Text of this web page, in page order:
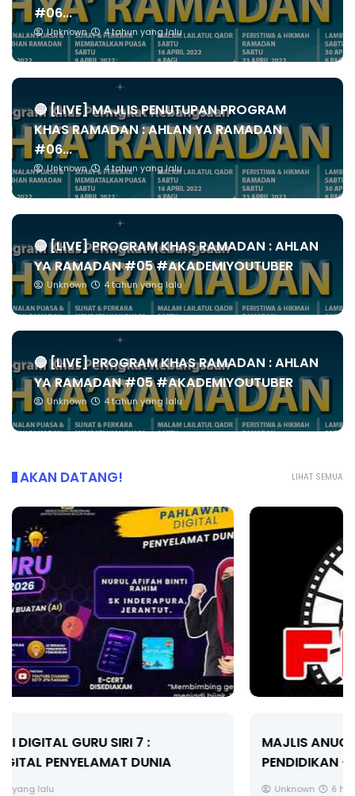
#06...
Unknown 4 tahun yang lalu
🔴 [LIVE] MAJLIS PENUTUPAN PROGRAM
KHAS RAMADAN : AHLAN YA RAMADAN
#06...
Unknown 4 tahun yang lalu
🔴 [LIVE] PROGRAM KHAS RAMADAN : AHLAN
YA RAMADAN #05 #AKADEMIYOUTUBER
Unknown 4 tahun yang lalu
🔴 [LIVE] PROGRAM KHAS RAMADAN : AHLAN
YA RAMADAN #05 #AKADEMIYOUTUBER
Unknown 4 tahun yang lalu
LIHAT SEMUA
AKAN DATANG!
MAJLIS ANUGERAH FFK (FESTIVAL LENSA
PENDIDIKAN - FLeP) 2026
Unknown